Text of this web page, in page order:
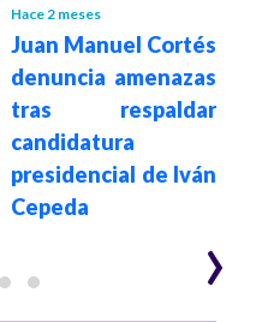
Hace 2 meses
Juan Manuel Cortés
denuncia amenazas
tras respaldar
candidatura
presidencial de Iván
Cepeda
›